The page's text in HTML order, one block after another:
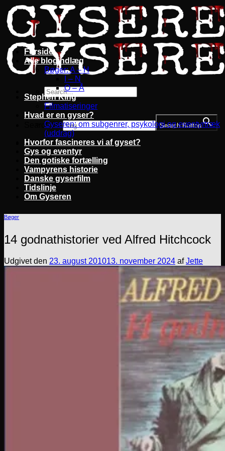
Fortsæt
til
indhold
Search for: Search Button
Forside
Alle blogindlæg
Bøger: A – H
I – N
O – Å
Stephen King
Filmatiseringer
Hvad er en gyser?
Gyseren: om subgenrer, psykologi og eventyrtræk
(uddrag)
Hvorfor fascineres vi af gyset?
Gys og eventyr
Den gotiske fortælling
Vampyrens historie
Danske gyserfilm
Tidslinje
Om Gyseren
Bøger
14 godnathistorier ved Alfred Hitchcock
Udgivet den 23. august 201013. november 2024 afJette